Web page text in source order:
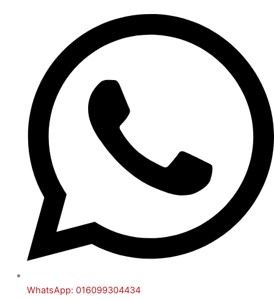
WhatsApp: 016099304434